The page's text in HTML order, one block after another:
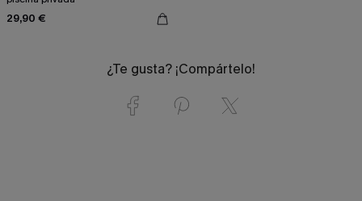
29,90 €
¿Te gusta? ¡Compártelo!